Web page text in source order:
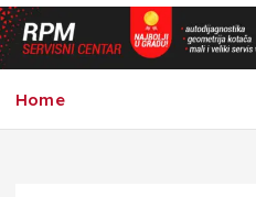
n
t
e
Home